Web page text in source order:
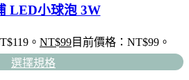
LED小球泡 3W
。 NT$99目前價格：NT$99。
選擇規格